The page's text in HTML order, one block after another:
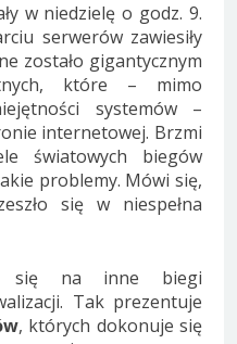
w niedzielę o godz. 9.
serwerów zawiesiły
zostało gigantycznym
które – mimo
systemów –
internetowej. Brzmi
światowych biegów
problemy. Mówi się,
się w niespełna
się na inne biegi
Tak prezentuje
, których dokonuje się